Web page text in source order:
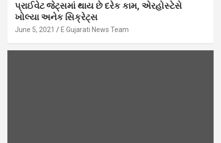
પ્રાઈવેટ જેટ્સમાં થાય છે દરેક કામ, એરહોસ્ટેસે
ખોલ્યા અનેક સિક્રેટ્સ
June 5, 2021 E Gujarati News Team